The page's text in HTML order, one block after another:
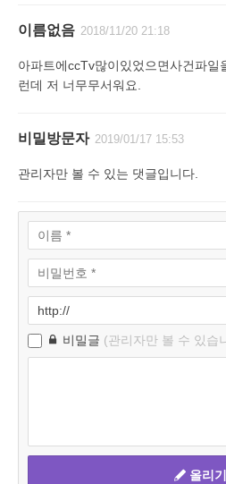
이름없음 2018/11/20 21:18
아파트에ccTv많이있었으면사건파
런데 저 너무무서워요.
비밀방문자 2019/01/17 15:53
관리자만 볼 수 있는 댓글입니다.
비밀글 (관리자만 볼 수 있습
올리기